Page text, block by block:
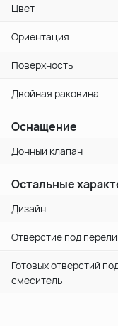
Цвет
Ориентация
Поверхность
Двойная раковина
Оснащение
Донный клапан
Остальные
Дизайн
Отверстие под
Готовых отверстий
смеситель